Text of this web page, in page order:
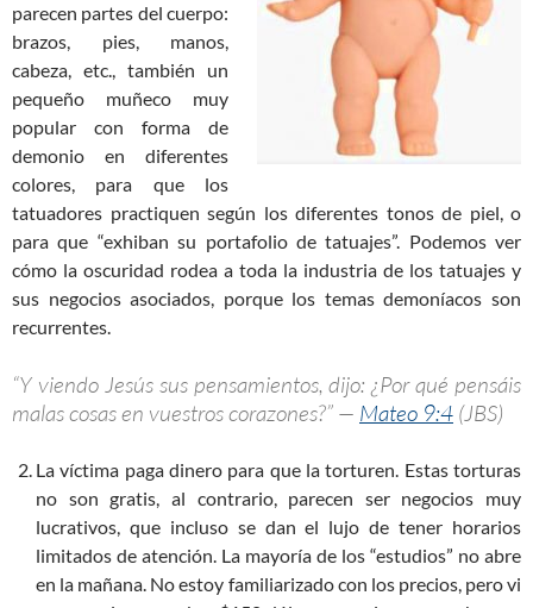
parecen partes del cuerpo:
brazos, pies, manos,
cabeza, etc., también un
pequeño muñeco muy
popular con forma de
demonio en diferentes
colores, para que los
tatuadores practiquen según los diferentes tonos de piel, o
para que “exhiban su portafolio de tatuajes”. Podemos ver
cómo la oscuridad rodea a toda la industria de los tatuajes y
sus negocios asociados, porque los temas demoníacos son
recurrentes.
“Y viendo Jesús sus pensamientos, dijo: ¿Por qué pensáis
malas cosas en vuestros corazones?” — Mateo 9:4 (JBS)
La víctima paga dinero para que la torturen. Estas torturas
no son gratis, al contrario, parecen ser negocios muy
lucrativos, que incluso se dan el lujo de tener horarios
limitados de atención. La mayoría de los “estudios” no abre
en la mañana. No estoy familiarizado con los precios, pero vi